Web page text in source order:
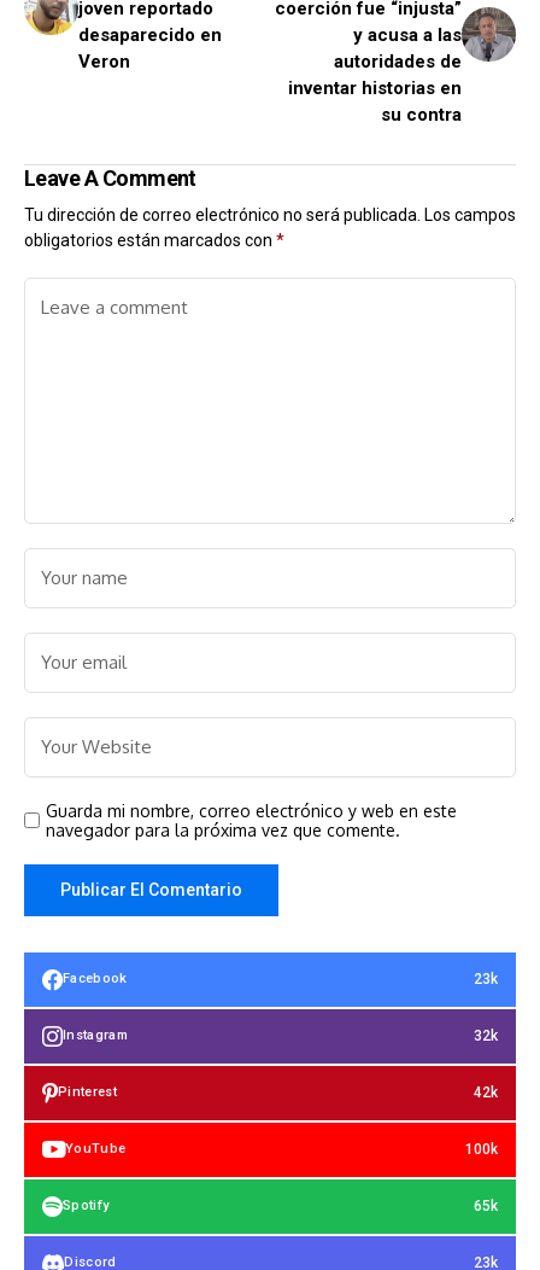
joven reportado
desaparecido en
Veron
coerción fue “injusta”
y acusa a las
autoridades de
inventar historias en
su contra
Leave A Comment
Tu dirección de correo electrónico no será publicada. Los campos
obligatorios están marcados con *
Guarda mi nombre, correo electrónico y web en este
navegador para la próxima vez que comente.
Facebook 23k
Instagram 32k
Pinterest 42k
YouTube 100k
Spotify 65k
Discord 23k